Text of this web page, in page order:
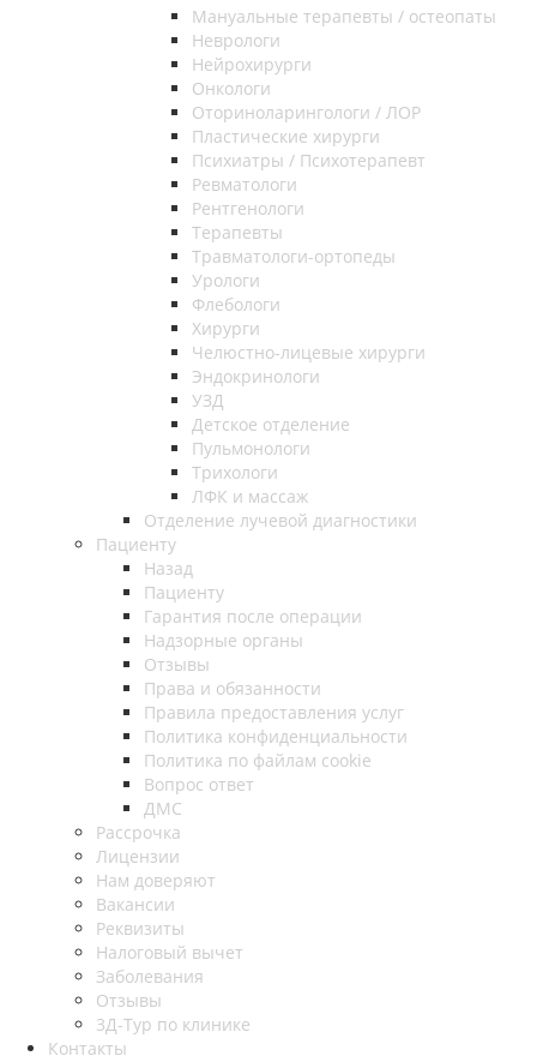
Мануальные терапевты / остеопаты
Неврологи
Нейрохирурги
Онкологи
Оториноларингологи / ЛОР
Пластические хирурги
Психиатры / Психотерапевт
Ревматологи
Рентгенологи
Терапевты
Травматологи-ортопеды
Урологи
Флебологи
Хирурги
Челюстно-лицевые хирурги
Эндокринологи
УЗД
Детское отделение
Пульмонологи
Трихологи
ЛФК и массаж
Отделение лучевой диагностики
Пациенту
Назад
Пациенту
Гарантия после операции
Надзорные органы
Отзывы
Права и обязанности
Правила предоставления услуг
Политика конфиденциальности
Политика по файлам cookie
Вопрос ответ
ДМС
Рассрочка
Лицензии
Нам доверяют
Вакансии
Реквизиты
Налоговый вычет
Заболевания
Отзывы
3Д-Тур по клинике
Контакты